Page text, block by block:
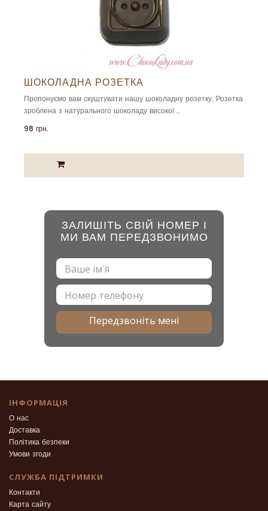
ШОКОЛАДНА РОЗЕТКА
Пропонуємо вам скуштувати нашу шоколадну розетку. Розетка
зроблена з натурального шоколаду високої ..
98 грн.
ЗАЛИШІТЬ СВІЙ НОМЕР І
МИ ВАМ ПЕРЕДЗВОНИМО
Передзвоніть мені
ІНФОРМАЦІЯ
О нас
Доставка
Політика безпеки
Умови згоди
СЛУЖБА ПІДТРИМКИ
Контакти
Карта сайту